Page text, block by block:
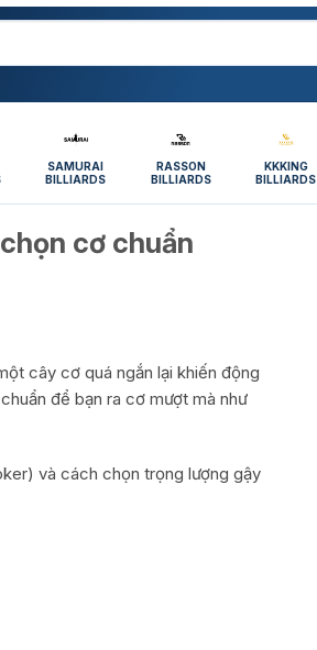
SAMURAI
BILLIARDS
RASSON
BILLIARDS
KKKING
BILLIARDS
cơ chuẩn
cây cơ quá ngắn lại khiến động
để bạn ra cơ mượt mà như
và cách chọn trọng lượng gậy